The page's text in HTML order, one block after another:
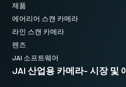
제품
에어리어 스캔 카메라
라인 스캔 카메라
렌즈
JAI 소프트웨어
JAI 산업용 카메라- 시장 및